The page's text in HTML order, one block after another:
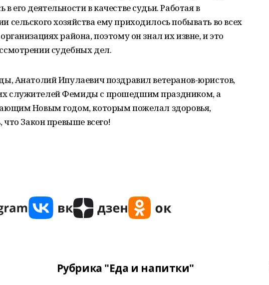
его деятельности в качестве судьи. Работая в
сельского хозяйства ему приходилось побывать во всех
района, поэтому он знал их извне, и это
судебных дел.
Анатолий Ипулаевич поздравил ветеранов-юристов,
служителей Фемиды с прошедшим праздником, а
Новым годом, которым пожелал здоровья,
что Закон превыше всего!
Рубрика "Еда и напитки"